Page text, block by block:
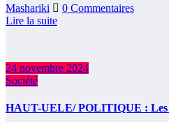
Mashariki
0 Commentaires
Lire la suite
24 novembre 2024
Société
HAUT-UELE/ POLITIQUE : Les